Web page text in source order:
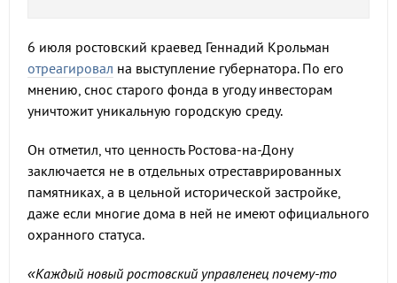
6 июля ростовский краевед Геннадий Крольман
отреагировал на выступление губернатора. По его
мнению, снос старого фонда в угоду инвесторам
уничтожит уникальную городскую среду.
Он отметил, что ценность Ростова-на-Дону
заключается не в отдельных отреставрированных
памятниках, а в цельной исторической застройке,
даже если многие дома в ней не имеют официального
охранного статуса.
«Каждый новый ростовский управленец почему-то